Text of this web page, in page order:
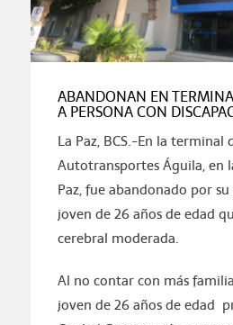
ABANDONAN EN
A PERSONA CON
La Paz, BCS.-En la terminal
Autotransportes Águila, en
Paz, fue abandonado por
joven de 26 años de edad
cerebral moderada.
Al no contar con más
joven de 26 años de edad